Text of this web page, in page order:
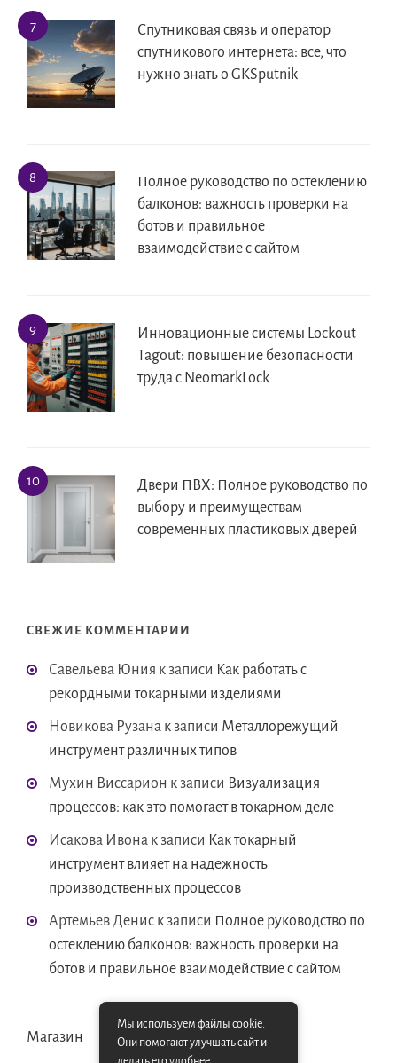
Спутниковая связь и оператор
спутникового интернета: все, что
нужно знать о GKSputnik
Полное руководство по остеклению
балконов: важность проверки на
ботов и правильное
взаимодействие с сайтом
Инновационные системы Lockout
Tagout: повышение безопасности
труда с NeomarkLock
Двери ПВХ: Полное руководство по
выбору и преимуществам
современных пластиковых дверей
СВЕЖИЕ КОММЕНТАРИИ
Савельева Юния к записи Как работать с
рекордными токарными изделиями
Новикова Рузана к записи Металлорежущий
инструмент различных типов
Мухин Виссарион к записи Визуализация
процессов: как это помогает в токарном деле
Исакова Ивона к записи Как токарный
инструмент влияет на надежность
производственных процессов
Артемьев Денис к записи Полное руководство по
остеклению балконов: важность проверки на
ботов и правильное взаимодействие с сайтом
Магазин
Мы используем файлы cookie.
Они помогают улучшать сайт и